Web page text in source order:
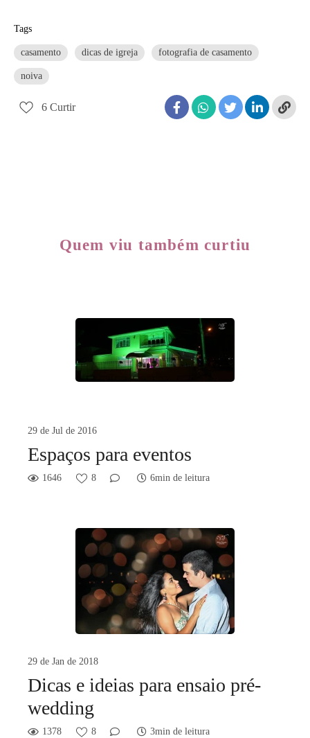
Tags
casamento dicas de igreja fotografia de casamento
noiva
6 Curtir
Quem viu também curtiu
29 de Jul de 2016
Espaços para eventos
1646 8 6min de leitura
29 de Jan de 2018
Dicas e ideias para ensaio pré-
wedding
1378 8 3min de leitura